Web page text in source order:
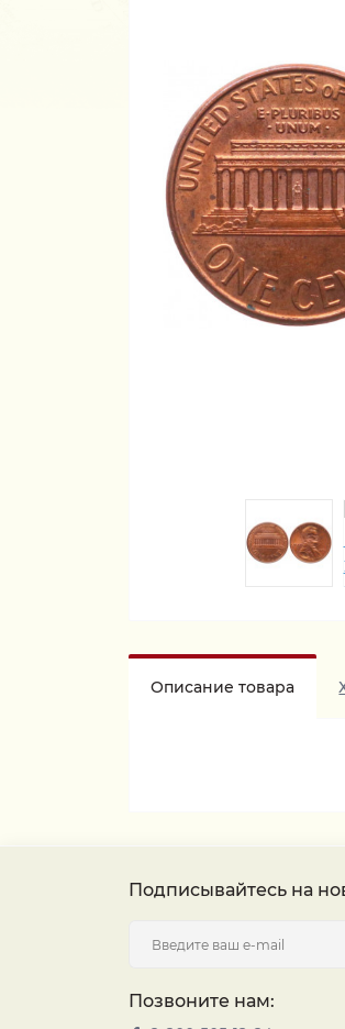
Описание товара
Подписывайтесь на
Позвоните нам: